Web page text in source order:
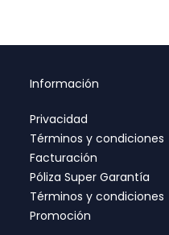
Información
Privacidad
Términos y condiciones
Facturación
Póliza Super Garantía
Términos y condiciones
Promoción